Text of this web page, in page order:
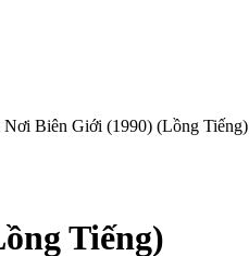
Biên Giới (1990) (Lồng Tiếng)
Tiếng)